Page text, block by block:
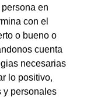
en
con el
o bueno o
cuenta
necesarias
lo positivo,
y personales